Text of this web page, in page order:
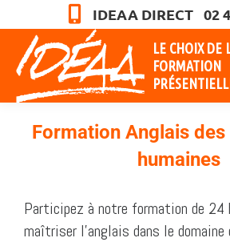
IDEAA DIRECT 02
LE CHOIX DE
FORMATION
Formation Anglais
humaines
Participez à notre formation de 24
maîtriser l’anglais dans le domaine